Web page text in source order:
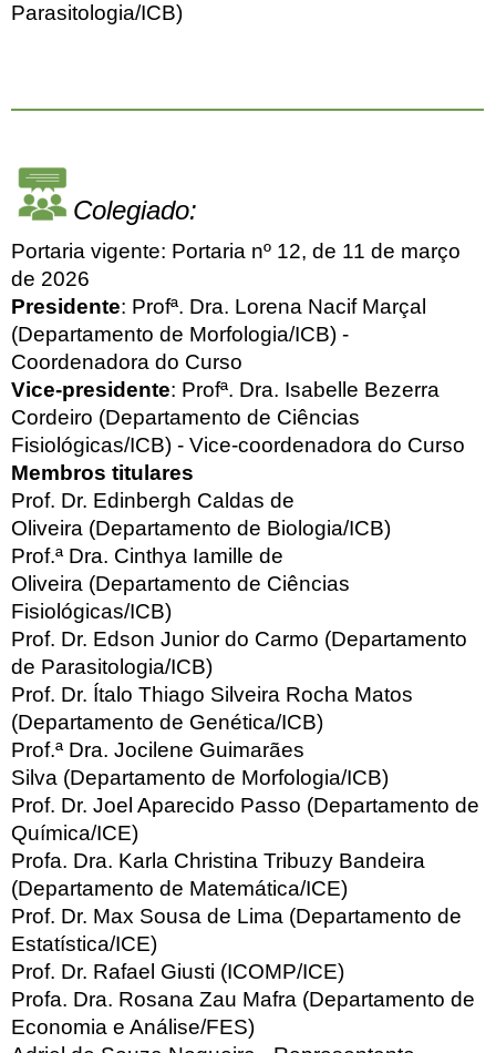
Parasitologia/ICB)
Colegiado:
Portaria vigente: Portaria nº 12, de 11 de março
de 2026
Presidente: Profª. Dra. Lorena Nacif Marçal
(Departamento de Morfologia/ICB) -
Coordenadora do Curso
Vice-presidente: Profª. Dra. Isabelle Bezerra
Cordeiro (Departamento de Ciências
Fisiológicas/ICB) - Vice-coordenadora do Curso
Membros titulares
Prof. Dr. Edinbergh Caldas de
Oliveira (Departamento de Biologia/ICB)
Prof.ª Dra. Cinthya Iamille de
Oliveira (Departamento de Ciências
Fisiológicas/ICB)
Prof. Dr. Edson Junior do Carmo (Departamento
de Parasitologia/ICB)
Prof. Dr. Ítalo Thiago Silveira Rocha Matos
(Departamento de Genética/ICB)
Prof.ª Dra. Jocilene Guimarães
Silva (Departamento de Morfologia/ICB)
Prof. Dr. Joel Aparecido Passo (Departamento de
Química/ICE)
Profa. Dra. Karla Christina Tribuzy Bandeira
(Departamento de Matemática/ICE)
Prof. Dr. Max Sousa de Lima (Departamento de
Estatística/ICE)
Prof. Dr. Rafael Giusti (ICOMP/ICE)
Profa. Dra. Rosana Zau Mafra (Departamento de
Economia e Análise/FES)